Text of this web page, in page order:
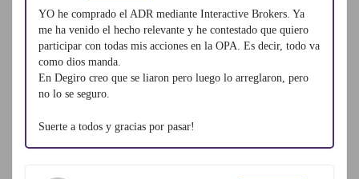
YO he comprado el ADR mediante Interactive Brokers. Ya
me ha venido el hecho relevante y he contestado que quiero
participar con todas mis acciones en la OPA. Es decir, todo va
como dios manda.
En Degiro creo que se liaron pero luego lo arreglaron, pero
no lo se seguro.
Suerte a todos y gracias por pasar!